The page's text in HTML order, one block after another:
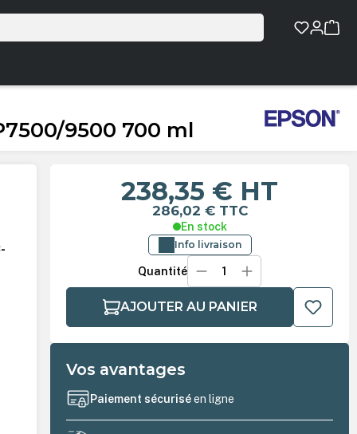
9500 700 ml
238,35 € HT
286,02 € TTC
En stock
Info livraison
Quantité
AJOUTER AU PANIER
Vos avantages
Paiement sécuriséen ligne